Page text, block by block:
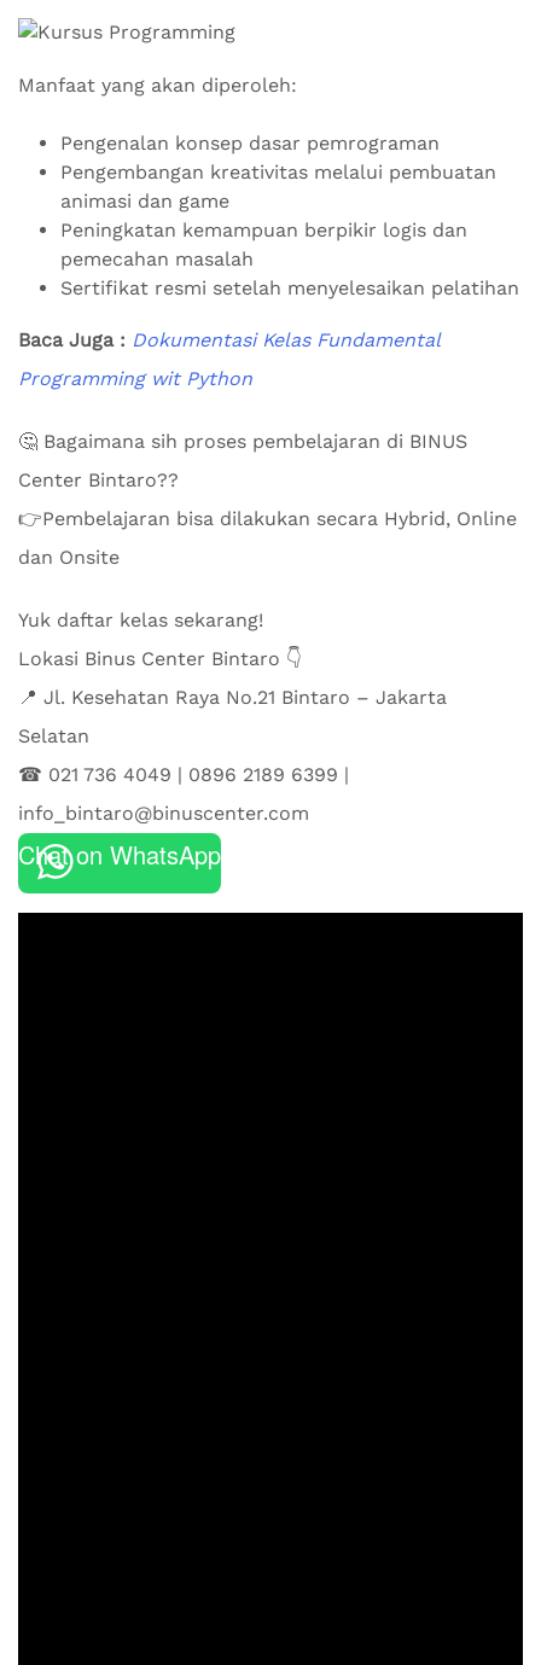
Manfaat yang akan diperoleh:
Pengenalan konsep dasar pemrograman
Pengembangan kreativitas melalui pembuatan
animasi dan game
Peningkatan kemampuan berpikir logis dan
pemecahan masalah
Sertifikat resmi setelah menyelesaikan pelatihan
Baca Juga : Dokumentasi Kelas Fundamental
Programming wit Python
🤔 Bagaimana sih proses pembelajaran di BINUS
Center Bintaro??
👉Pembelajaran bisa dilakukan secara Hybrid, Online
dan Onsite
Yuk daftar kelas sekarang!
Lokasi Binus Center Bintaro 👇
📍 Jl. Kesehatan Raya No.21 Bintaro – ⁠Jakarta
Selatan⁠
☎ 021 736 4049⁠ | 0896 2189 6399⁠ |
info_bintaro@binuscenter.com⁠
Chat on WhatsApp